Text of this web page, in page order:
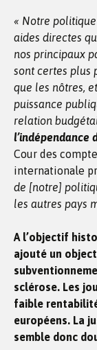
« Notre
aides directes
nos principaux
sont certes plus
que les nôtres,
puissance
relation
l’indépendance
Cour des
internationale
de [notre]
les autres pays
A l’objectif
ajouté un
sclérose. Les
faible
européens. La
semble donc